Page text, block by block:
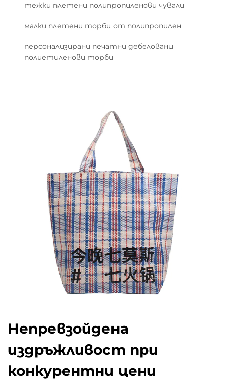
тежки плетени полипропиленови чували
малки плетени торби от полипропилен
персонализирани печатни дебеловани
полиетиленови торби
Непревзойдена
издръжливост при
конкурентни цени